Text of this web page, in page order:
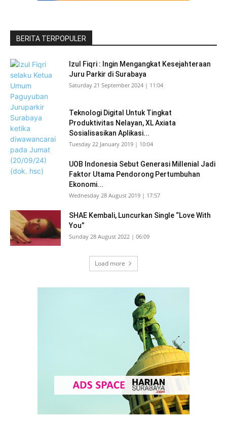
BERITA TERPOPULER
Izul Fiqri : Ingin Mengangkat Kesejahteraan
Juru Parkir di Surabaya
Saturday 21 September 2024 | 11:04
Teknologi Digital Untuk Tingkat
Produktivitas Nelayan, XL Axiata
Sosialisasikan Aplikasi...
Tuesday 22 January 2019 | 10:04
UOB Indonesia Sebut Generasi Millenial Jadi
Faktor Utama Pendorong Pertumbuhan
Ekonomi...
Wednesday 28 August 2019 | 17:57
SHAE Kembali, Luncurkan Single “Love With
You”
Sunday 28 August 2022 | 06:09
Load more